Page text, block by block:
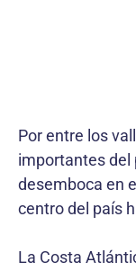
Por entre los
importantes del
desemboca en
centro del país
La Costa